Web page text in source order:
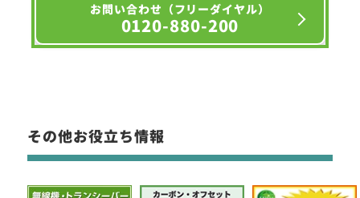
お問い合わせ（フリーダイヤル）
0120-880-200
その他お役立ち情報